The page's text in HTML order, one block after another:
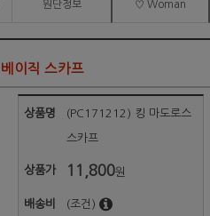
원단정보 ♡ Woman
베이직 스카프
상품명 (PC171212) 킹 마도로스
스카프
상품가 11,800원
배송비 (조건)